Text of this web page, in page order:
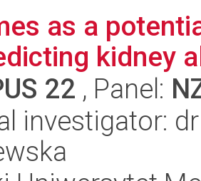
as a
kidney
22 , Panel:
investigator: